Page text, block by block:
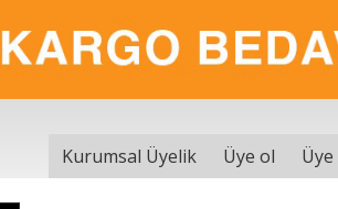
Kurumsal Üyelik Üye ol